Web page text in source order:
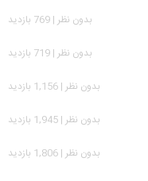
بدون نظر | 769 بازدید
بدون نظر | 719 بازدید
بدون نظر | 1,156 بازدید
بدون نظر | 1,945 بازدید
بدون نظر | 1,806 بازدید